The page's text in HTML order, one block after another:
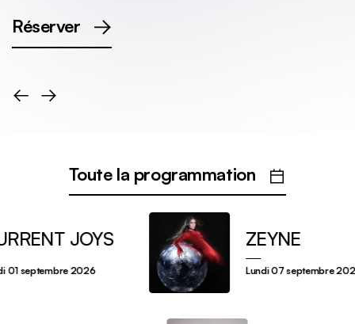
Réserver
septembre 2026
JOYS
lundi 07 septembre 2026
ZEYNE
Toute la programmation